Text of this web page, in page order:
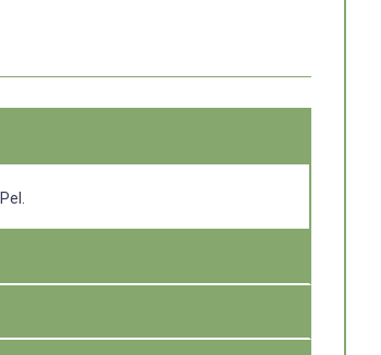
para auxiliar a sociedade na resolução